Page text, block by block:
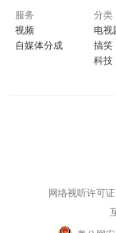
服务
视频
自媒体分成
分类
电视
搞笑
科技
网络视听许可证